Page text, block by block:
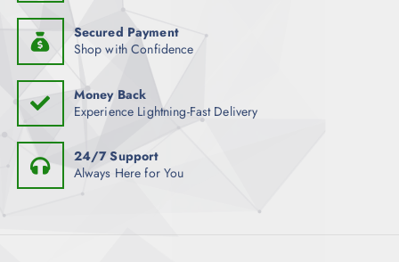
Secured Payment
Shop with Confidence
Money Back
Experience Lightning-Fast Delivery
24/7 Support
Always Here for You